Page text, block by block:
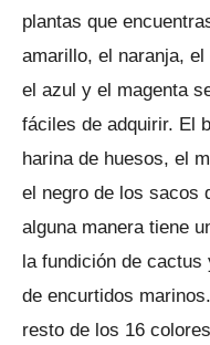
plantas que
amarillo, el naranja,
el azul y el magenta
fáciles de adquirir. El
harina de huesos, el
el negro de los sacos
alguna manera tiene
la fundición de
de encurtidos marinos.
resto de los 16